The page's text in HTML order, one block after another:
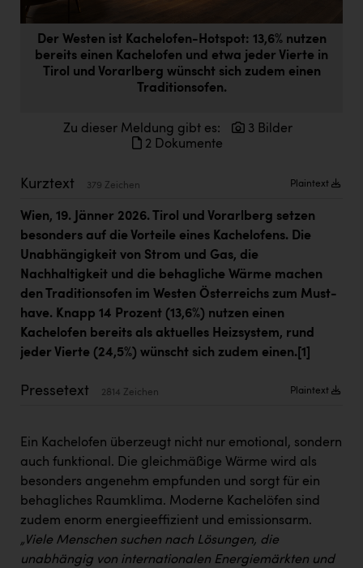
Doppler Gruppe
ERLUS AG
everfield
Fristads Austria
Immotech
INTERSPAR
INTERSPORT Austria
Jesolo
Jane Goodall Institute Austria
KEBA
KIWI Kinderwunsch Institut Dr. Loimer
KLIPP Frisör
Kleider Bauer
Kremsmüller Anlagenbau GmbH
Der Westen ist Kachelofen-Hotspot: 13,6% nutzen
bereits einen Kachelofen und etwa jeder Vierte in
Tirol und Vorarlberg wünscht sich zudem einen
Traditionsofen.
Zu dieser Meldung gibt es:
3 Bilder
2 Dokumente
Kurztext 379 Zeichen Plaintext
Wien, 19. Jänner 2026. Tirol und Vorarlberg setzen
besonders auf die Vorteile eines Kachelofens. Die
Unabhängigkeit von Strom und Gas, die
Nachhaltigkeit und die behagliche Wärme machen
den Traditionsofen im Westen Österreichs zum Must-
have. Knapp 14 Prozent (13,6%) nutzen einen
Kachelofen bereits als aktuelles Heizsystem, rund
jeder Vierte (24,5%) wünscht sich zudem einen. [1]
Pressetext 2814 Zeichen Plaintext
Ein Kachelofen überzeugt nicht nur emotional, sondern
auch funktional. Die gleichmäßige Wärme wird als
besonders angenehm empfunden und sorgt für ein
behagliches Raumklima. Moderne Kachelöfen sind
zudem enorm energieeffizient und emissionsarm.
„Viele Menschen suchen nach Lösungen, die
unabhängig von internationalen Energiemärkten und